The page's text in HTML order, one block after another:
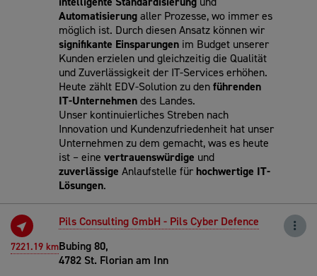
Automatisierungaller Prozesse, wo immer es
möglich ist. Durch diesen Ansatz können wir
signifikante Einsparungen im Budget unserer
Kunden erzielen und gleichzeitig die Qualität
und Zuverlässigkeit der IT-Services erhöhen.
Heute zählt EDV-Solution zu denführenden
IT-Unternehmendes Landes.
Unser kontinuierliches Streben nach
Innovation und Kundenzufriedenheit hat unser
Unternehmen zu dem gemacht, was es heute
ist – eine vertrauenswürdige und
zuverlässige Anlaufstelle für hochwertige IT-
Lösungen.
7221.19 km
Pils Consulting GmbH - Pils Cyber Defence
Bubing 80,
4782 St. Florian am Inn